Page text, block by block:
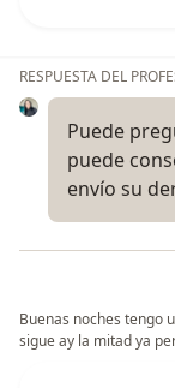
RESPUESTA DEL
Puede
puede
envío su
Buenas noches tengo
sigue ay la mitad ya